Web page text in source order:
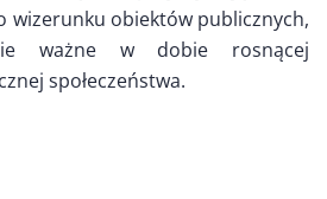
wizerunku obiektów publicznych,
ważne w dobie rosnącej
społeczeństwa.